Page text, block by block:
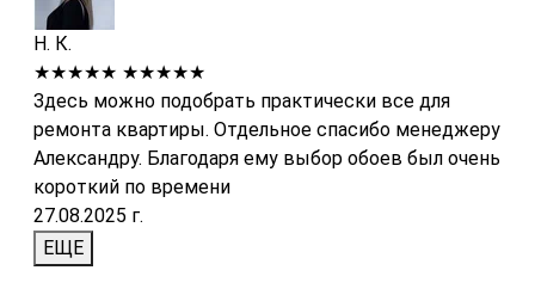
Н. К.
★★★★★ ★★★★★
Здесь можно подобрать практически все для
ремонта квартиры. Отдельное спасибо менеджеру
Александру. Благодаря ему выбор обоев был очень
короткий по времени
27.08.2025 г.
ЕЩЕ